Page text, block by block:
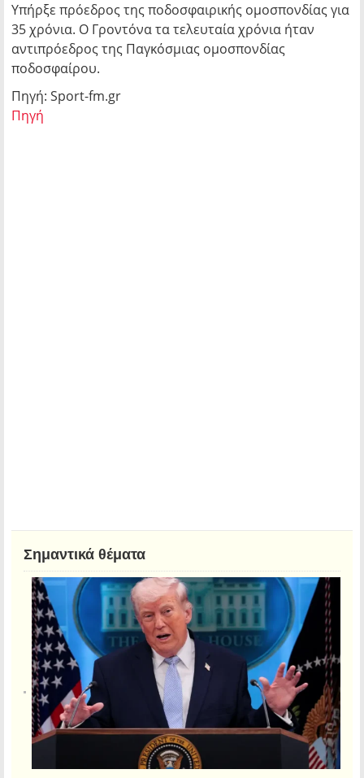
Υπήρξε πρόεδρος της ποδοσφαιρικής ομοσπονδίας για
35 χρόνια. Ο Γροντόνα τα τελευταία χρόνια ήταν
αντιπρόεδρος της Παγκόσμιας ομοσπονδίας
ποδοσφαίρου.
Πηγή: Sport-fm.gr
Πηγή
Σημαντικά θέματα